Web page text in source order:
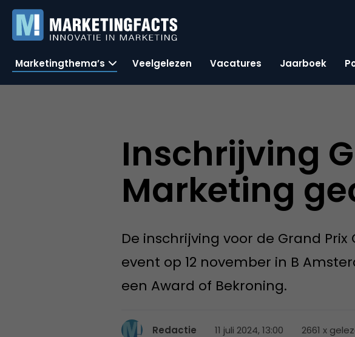
Marketingthema’s Veelgelezen Vacatures Jaarboek
Inschrijving
Marketing
De inschrijving voor de Grand
event op 12 november in B
een Award of Bekroning.
Redactie 11 juli 2024, 13:00 2661 x